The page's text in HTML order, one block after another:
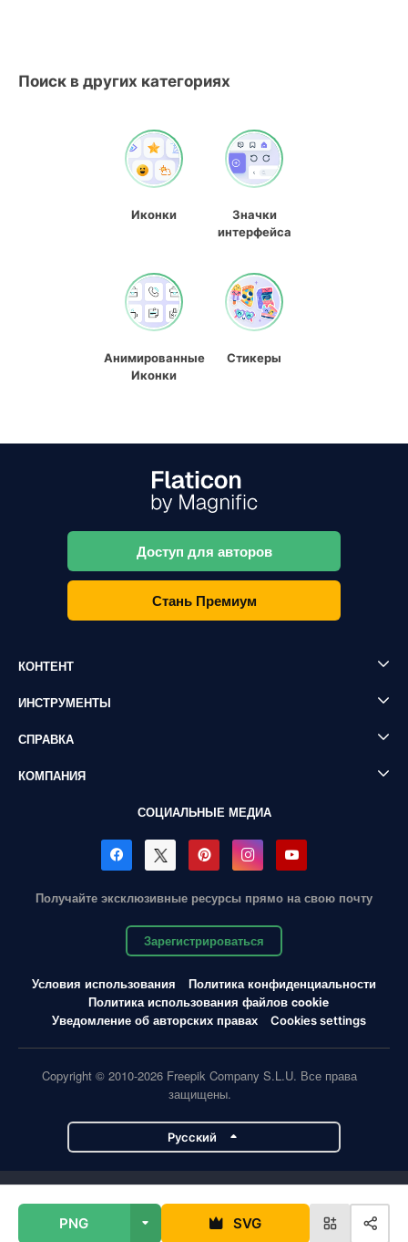
PNG SVG
Поиск в других категориях
Иконки
Значки
интерфейса
Анимированные
Иконки
Стикеры
Доступ для авторов
Стань Премиум
КОНТЕНТ
ИНСТРУМЕНТЫ
СПРАВКА
КОМПАНИЯ
СОЦИАЛЬНЫЕ МЕДИА
Получайте эксклюзивные ресурсы прямо на свою почту
Зарегистрироваться
Условия использования
Политика конфиденциальности
Политика использования файлов cookie
Уведомление об авторских правах
Cookies settings
Copyright © 2010-2026 Freepik Company S.L.U. Все права
защищены.
Pусский
Flaticon Slidesgo